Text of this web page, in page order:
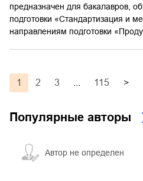
предназначен для бакалавров,
подготовки «Стандартизация и
направлениям подготовки
1 2 3 115 >
Популярные авторы
Автор не определен